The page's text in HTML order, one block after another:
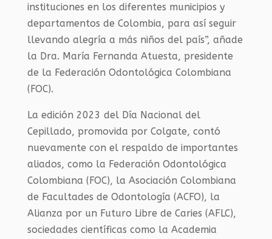
instituciones en los diferentes municipios y
departamentos de Colombia, para así seguir
llevando alegría a más niños del país”, añade
la Dra. María Fernanda Atuesta, presidente
de la Federación Odontológica Colombiana
(FOC).
La edición 2023 del Día Nacional del
Cepillado, promovida por Colgate, contó
nuevamente con el respaldo de importantes
aliados, como la Federación Odontológica
Colombiana (FOC), la Asociación Colombiana
de Facultades de Odontología (ACFO), la
Alianza por un Futuro Libre de Caries (AFLC),
sociedades científicas como la Academia